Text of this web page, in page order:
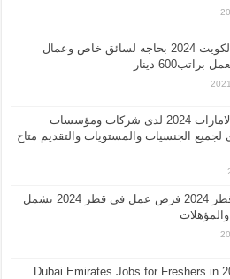
وظائف في الكويت 2024 بحاجه لسائق خاص وعمال
دينار
وظائف في الامارات 2024 لدى شركات ومؤسسات
لجميع الجنسيات والمستويات والتقديم متاح
وظائف في قطر 2024 فرص عمل في قطر 2024 تشمل
Dubai Emirates Jobs for Freshers in